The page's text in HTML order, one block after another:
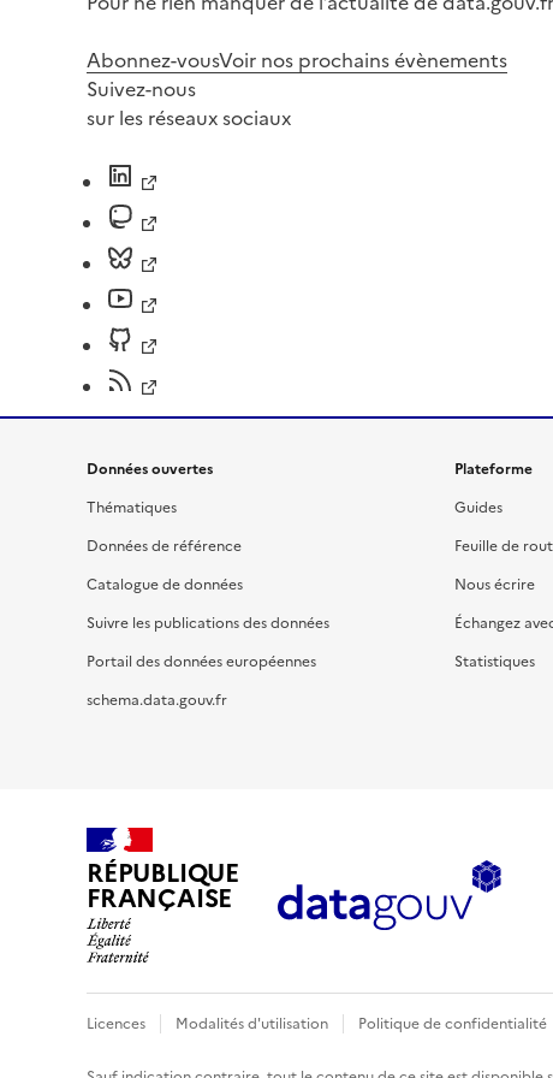
Abonnez-vousVoir nos prochains évènements
Suivez-nous
sur les réseaux sociaux
Données ouvertes
Thématiques
Données de référence
Catalogue de données
Suivre les publications des données
Portail des données européennes
schema.data.gouv.fr
Plateforme
Guides
Feuille de
Nous écrire
Échangez
Statistiques
RÉPUBLIQUE
FRANÇAISE
Licences Modalités d'utilisation Politique de confidentialité